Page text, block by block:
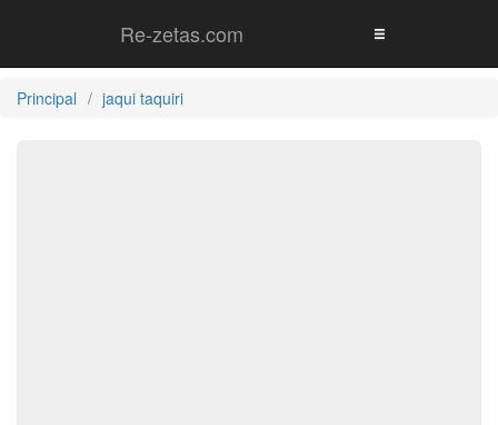
Re-zetas.com
Principal jaqui taquiri